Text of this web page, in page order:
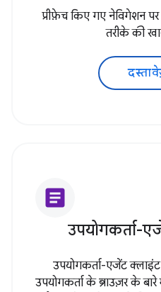
प्रीफ़ेच किए गए नेविगेशन
तरीके की
article
उपयोगकर्ता-
उपयोगकर्ता-एजेंट
उपयोगकर्ता के ब्राउज़र के